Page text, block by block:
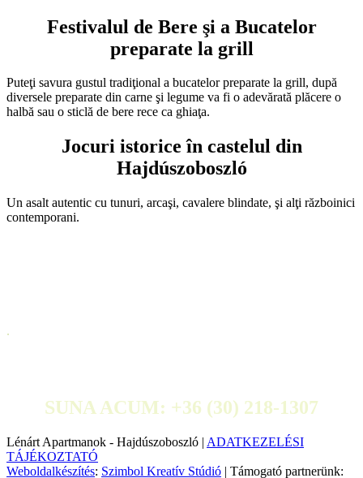
Festivalul de Bere şi a Bucatelor
preparate la grill
Puteţi savura gustul tradiţional a bucatelor preparate la grill, după
diversele preparate din carne şi legume va fi o adevărată plăcere o
halbă sau o sticlă de bere rece ca ghiaţa.
Jocuri istorice în castelul din
Hajdúszoboszló
Un asalt autentic cu tunuri, arcaşi, cavalere blindate, şi alţi războinici
contemporani.
.
SUNA ACUM: +36 (30) 218-1307
Lénárt Apartmanok - Hajdúszoboszló | ADATKEZELÉSI
TÁJÉKOZTATÓ
Weboldalkészítés: Szimbol Kreatív Stúdió | Támogató partnerünk: